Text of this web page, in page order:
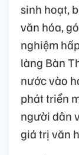
sinh hoạt,
văn hóa,
nghiệm
làng Bàn
nước vào
phát triển
người dân
giá trị văn